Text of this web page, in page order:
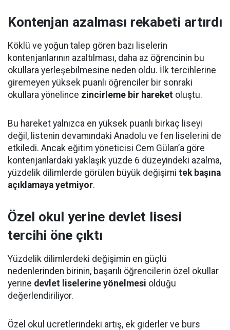
Kontenjan azalması rekabeti artırdı
Köklü ve yoğun talep gören bazı liselerin
kontenjanlarının azaltılması, daha az öğrencinin bu
okullara yerleşebilmesine neden oldu. İlk tercihlerine
giremeyen yüksek puanlı öğrenciler bir sonraki
okullara yönelince zincirleme bir hareket oluştu.
Bu hareket yalnızca en yüksek puanlı birkaç liseyi
değil, listenin devamındaki Anadolu ve fen liselerini de
etkiledi. Ancak eğitim yöneticisi Cem Gülan’a göre
kontenjanlardaki yaklaşık yüzde 6 düzeyindeki azalma,
yüzdelik dilimlerde görülen büyük değişimi tek başına
açıklamaya yetmiyor.
Özel okul yerine devlet lisesi
tercihi öne çıktı
Yüzdelik dilimlerdeki değişimin en güçlü
nedenlerinden birinin, başarılı öğrencilerin özel okullar
yerine devlet liselerine yönelmesi olduğu
değerlendiriliyor.
Özel okul ücretlerindeki artış, ek giderler ve burs